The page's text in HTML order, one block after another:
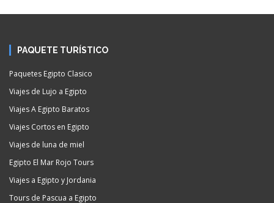
PAQUETE TURÍSTICO
Paquetes Egipto Clasico
Viajes de Lujo a Egipto
Viajes A Egipto Baratos
Viajes Cortos en Egipto
Viajes de luna de miel
Egipto El Mar Rojo Tours
Viajes a Egipto y Jordania
Tours de Pascua a Egipto